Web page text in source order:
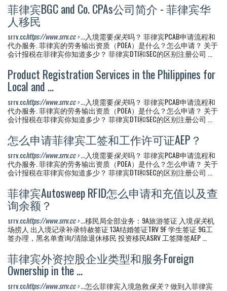
菲律宾BGC and Co. CPAs公司简介 - 菲律宾华
人移民
srrv.cchttps://www.srrv.cc › ...入境需要保关吗？ 菲律宾PCAB申请流程和
代办服务. 菲律宾的劳务输出资质（POEA）是什么？怎么申请？ 关于
会计报税在菲律宾你知道多少？ 菲律宾DTI和SEC的区别注册公司 ...
Product Registration Services in the Philippines for
Local and ...
srrv.cchttps://www.srrv.cc › ...入境需要保关吗？ 菲律宾PCAB申请流程和
代办服务. 菲律宾的劳务输出资质（POEA）是什么？怎么申请？ 关于
会计报税在菲律宾你知道多少？ 菲律宾DTI和SEC的区别注册公司 ...
怎么申请菲律宾工签和工作许可证AEP？
srrv.cchttps://www.srrv.cc › ...入境需要保关吗？ 菲律宾PCAB申请流程和
代办服务. 菲律宾的劳务输出资质（POEA）是什么？怎么申请？ 关于
会计报税在菲律宾你知道多少？ 菲律宾DTI和SEC的区别注册公司 ...
菲律宾Autosweep RFID怎么申请和充值以及查
询余额？
srrv.cchttps://www.srrv.cc › ...移民局全部业务：9A旅游签证 入境保关机
场捞人 出入境记录补录特赦签证 13A结婚签证TRV 9F 学生签证 9G工
签办理，黑名单查询/清除退休移民 投资移民ASRV 工签降签AEP ...
菲律宾外资控股企业类型和服务Foreign
Ownership in the ...
srrv.cchttps://www.srrv.cc › ...怎么菲律宾入境急救保关？做到入菲律宾